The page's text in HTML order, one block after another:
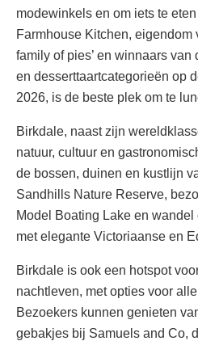
modewinkels en om iets te
Farmhouse Kitchen, eigendom
family of pies’ en winnaars
en desserttaartcategorieën op
2026, is de beste plek om te
Birkdale, naast zijn
natuur, cultuur en
de bossen, duinen en kustlijn
Sandhills Nature Reserve,
Model Boating Lake en
met elegante Victoriaanse en
Birkdale is ook een hotspot
nachtleven, met opties voor
Bezoekers kunnen genieten
gebakjes bij Samuels and Co,